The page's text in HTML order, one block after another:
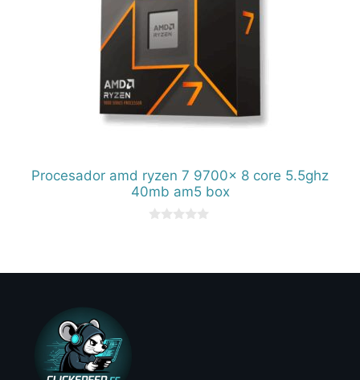
Procesador amd ryzen 7 9700x 8 core 5.5ghz
40mb am5 box